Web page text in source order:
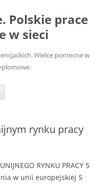
Polskie prace
w sieci
Wielce pomocne w
rynku pracy
RYNKU PRACY 5
w unii europejskiej 5